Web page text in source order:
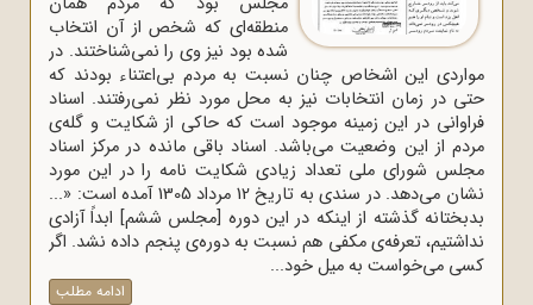
منطقه‌ای که شخص از آن انتخاب
شده بود نیز وی را نمی‌شناختند. در
مواردی این اشخاص چنان نسبت به مردم بی‌اعتناء بودند که
حتی در زمان انتخابات نیز به محل مورد نظر نمی‌رفتند. اسناد
فراوانی در این زمینه موجود است که حاکی از شکایت و گله‌ی
مردم از این وضعیت می‌باشد. اسناد باقی مانده در مرکز اسناد
مجلس شورای ملی تعداد زیادی شکایت نامه را در این مورد
نشان می‌دهد. در سندی به تاریخ 12 مرداد 1305 آمده است: «...
بدبختانه گذشته از اینکه در این دوره [مجلس ششم] ابداً آزادی
نداشتیم، تعرفه‌ی مکفی هم نسبت به دوره‌ی پنجم داده نشد. اگر
کسی می‌خواست به میل خود...
ادامه مطلب